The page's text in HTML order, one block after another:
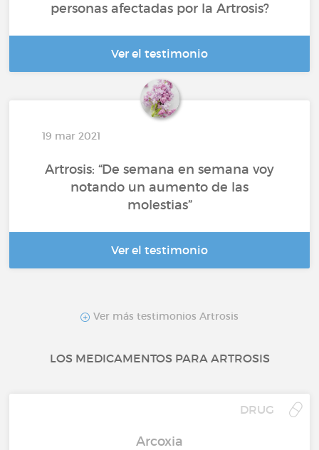
personas afectadas por la Artrosis?
Ver el testimonio
19 mar 2021
Artrosis: “De semana en semana voy
notando un aumento de las
molestias”
Ver el testimonio
Ver más testimonios Artrosis
LOS MEDICAMENTOS PARA ARTROSIS
DRUG
Arcoxia